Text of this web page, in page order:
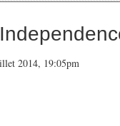
2014, 19:05pm